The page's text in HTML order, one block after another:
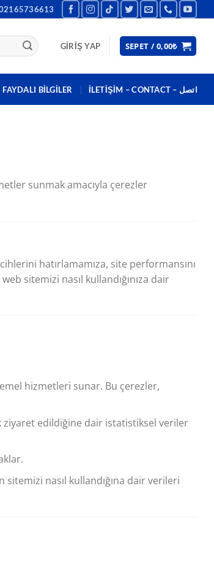
GIRIŞ YAP SEPET /0,00₺
FAYDALI BILGILER İLETİŞİM – CONTACT – اتصل
sunmak amacıyla çerezler
hatırlamamıza, site performansını
sitemizi nasıl kullandığınıza dair
hizmetleri sunar. Bu çerezler,
ziyaret edildiğine dair istatistiksel veriler
nasıl kullandığına dair verileri